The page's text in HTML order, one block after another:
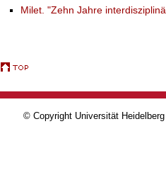
Milet. "Zehn Jahre
© Copyright Universität